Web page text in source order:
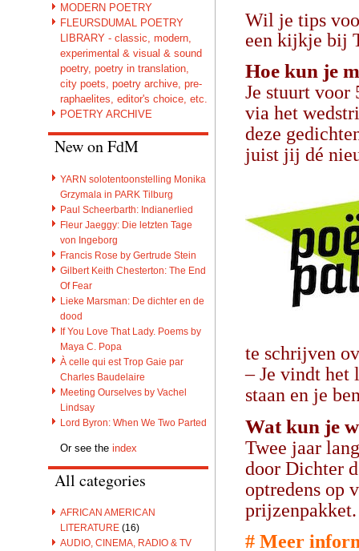
MODERN POETRY
FLEURSDUMAL POETRY
LIBRARY - classic, modern,
experimental & visual & sound
poetry, poetry in translation,
city poets, poetry archive, pre-
raphaelites, editor's choice, etc.
POETRY ARCHIVE
New on FdM
YARN solotentoonstelling Monika
Grzymala in PARK Tilburg
Paul Scheerbarth: Indianerlied
Fleur Jaeggy: Die letzten Tage
von Ingeborg
Francis Rose by Gertrude Stein
Gilbert Keith Chesterton: The End
Of Fear
Lieke Marsman: De dichter en de
dood
If You Love That Lady. Poems by
Maya C. Popa
À celle qui est Trop Gaie par
Charles Baudelaire
Meeting Ourselves by Vachel
Lindsay
Lord Byron: When We Two Parted
Or see the index
All categories
AFRICAN AMERICAN
LITERATURE (16)
AUDIO, CINEMA, RADIO & TV
Wil je tips
een kijkje bij
Hoe kun je
Je stuurt
via het
deze
juist jij dé
te schrijven
– Je vindt het
staan en je
Wat kun je
Twee jaar
door Dichter
optredens op
prijzenpakket.
# Meer